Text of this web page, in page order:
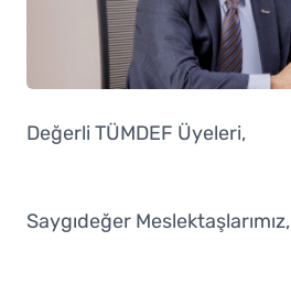
Değerli TÜMDEF Üyeleri,
Saygıdeğer Meslektaşlarımız,